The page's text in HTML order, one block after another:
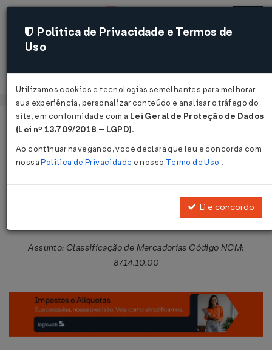
Acessar
Página Inicial Legislações
Solução de Consulta COSIT Nº
Assunto: Classificação de Mercadorias Código NCM:
8714.10.00
Política de Privacidade e Termos de
Uso
Utilizamos cookies e tecnologias semelhantes para melhorar
sua experiência, personalizar conteúdo e analisar o tráfego do
site, em conformidade com a Lei Geral de Proteção de Dados
(Lei nº 13.709/2018 – LGPD).
Ao continuar navegando, você declara que leu e concorda com
nossaPolítica de Privacidade e nosso Termo de Uso .
Li e concordo